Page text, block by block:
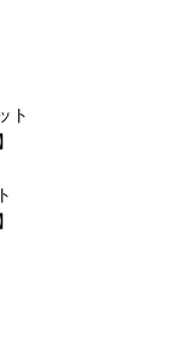
ト
】
】